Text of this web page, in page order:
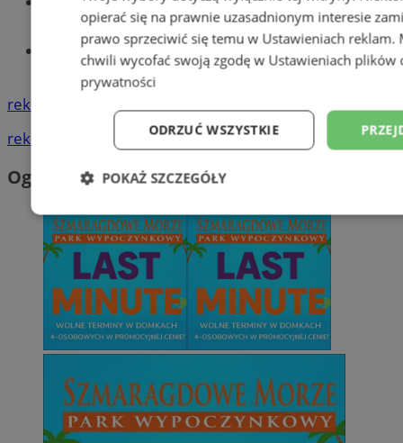
Tworzenie stron www - Wodzisław
Śląski
reklama
reklama
Ogłoszenia
opierać się na prawnie uzasadnionym interesie
prawo sprzeciwić się temu w Ustawieniach reklam.
chwili wycofać swoją zgodę w Ustawieniach plików
prywatności
ODRZUĆ WSZYSTKIE
POKAŻ SZCZEGÓŁY
Niezbędne Wydajność
Niesklasyfikowane
Niezbędne Wydajność Targetowanie